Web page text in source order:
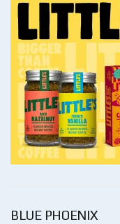
BLUE PHOENIX